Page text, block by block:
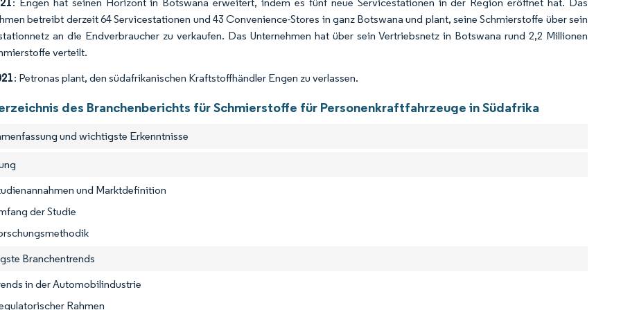
betreibt derzeit 64 Servicestationen und 43 Convenience-Stores in ganz Botswana und plant, seine Schmierstoffe über sein
an die Endverbraucher zu verkaufen. Das Unternehmen hat über sein Vertriebsnetz in Botswana rund 2,2 Millionen
verteilt.
: Petronas plant, den südafrikanischen Kraftstoffhändler Engen zu verlassen.
des Branchenberichts für Schmierstoffe für Personenkraftfahrzeuge in Südafrika
und wichtigste Erkenntnisse
und Marktdefinition
der Studie
Branchentrends
in der Automobilindustrie
Rahmen